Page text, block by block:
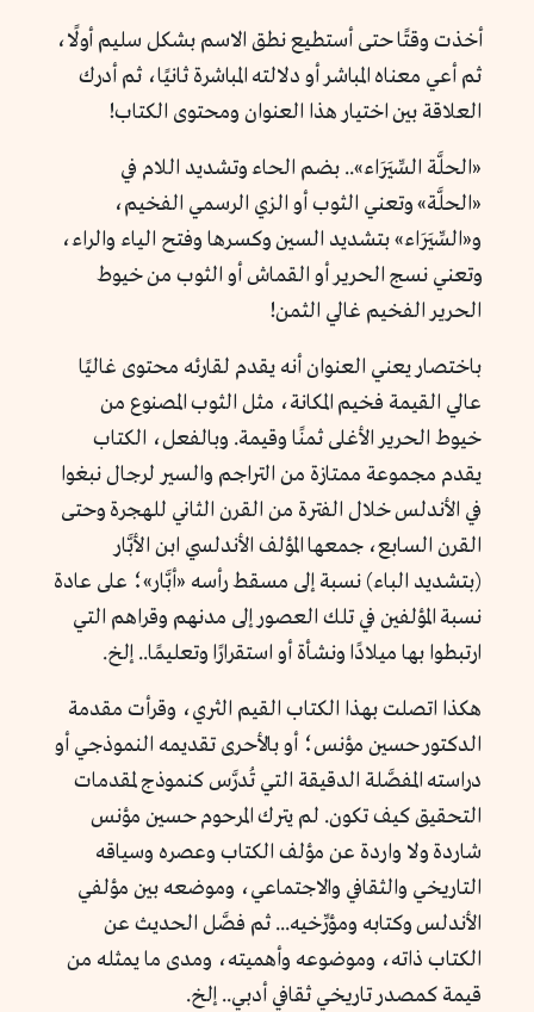
أخذت وقتًا حتى أستطيع نطق الاسم بشكل سليم أولًا،
ثم أعي معناه المباشر أو دلالته المباشرة ثانيًا، ثم أدرك
العلاقة بين اختيار هذا العنوان ومحتوى الكتاب!
«الحلَّة السِّيَرَاء».. بضم الحاء وتشديد اللام في
«الحلَّة» وتعني الثوب أو الزي الرسمي الفخيم،
و«السِّيَرَاء» بتشديد السين وكسرها وفتح الياء والراء،
وتعني نسج الحرير أو القماش أو الثوب من خيوط
الحرير الفخيم غالي الثمن!
باختصار يعني العنوان أنه يقدم لقارئه محتوى غاليًا
عالي القيمة فخيم المكانة، مثل الثوب المصنوع من
خيوط الحرير الأغلى ثمنًا وقيمة. وبالفعل، الكتاب
يقدم مجموعة ممتازة من التراجم والسير لرجال نبغوا
في الأندلس خلال الفترة من القرن الثاني للهجرة وحتى
القرن السابع، جمعها المؤلف الأندلسي ابن الأبَّار
(بتشديد الباء) نسبة إلى مسقط رأسه «أبَّار»؛ على عادة
نسبة المؤلفين في تلك العصور إلى مدنهم وقراهم التي
ارتبطوا بها ميلادًا ونشأة أو استقرارًا وتعليمًا.. إلخ.
هكذا اتصلت بهذا الكتاب القيم الثري، وقرأت مقدمة
الدكتور حسين مؤنس؛ أو بالأحرى تقديمه النموذجي أو
دراسته المفصَّلة الدقيقة التي تُدرَّس كنموذج لمقدمات
التحقيق كيف تكون. لم يترك المرحوم حسين مؤنس
شاردة ولا واردة عن مؤلف الكتاب وعصره وسياقه
التاريخي والثقافي والاجتماعي، وموضعه بين مؤلفي
الأندلس وكتابه ومؤرِّخيه... ثم فصَّل الحديث عن
الكتاب ذاته، وموضوعه وأهميته، ومدى ما يمثله من
قيمة كمصدر تاريخي ثقافي أدبي.. إلخ.